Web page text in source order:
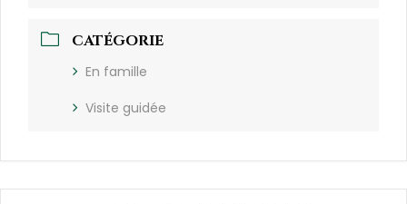
CATÉGORIE
En famille
Visite guidée